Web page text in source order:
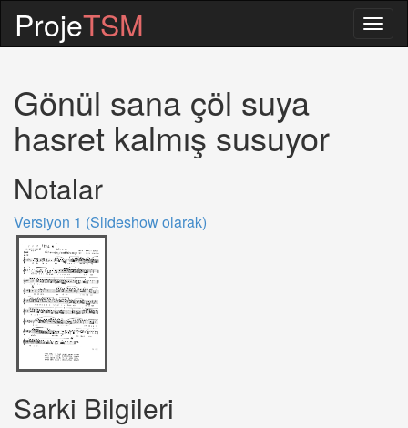
ProjeTSM
Gönül sana çöl suya
hasret kalmış susuyor
Notalar
Versiyon 1 (Slideshow olarak)
Sarki Bilgileri